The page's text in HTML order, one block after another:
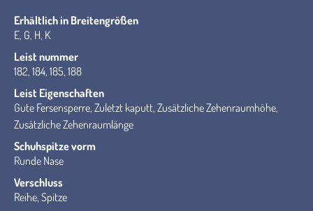
Erhältlich in Breitengrößen
E, G, H, K
Leist nummer
182, 184, 185, 188
Leist Eigenschaften
Gute Fersensperre, Zuletzt kaputt, Zusätzliche Zehenraumhöhe,
Zusätzliche Zehenraumlänge
Schuhspitze vorm
Runde Nase
Verschluss
Reihe, Spitze